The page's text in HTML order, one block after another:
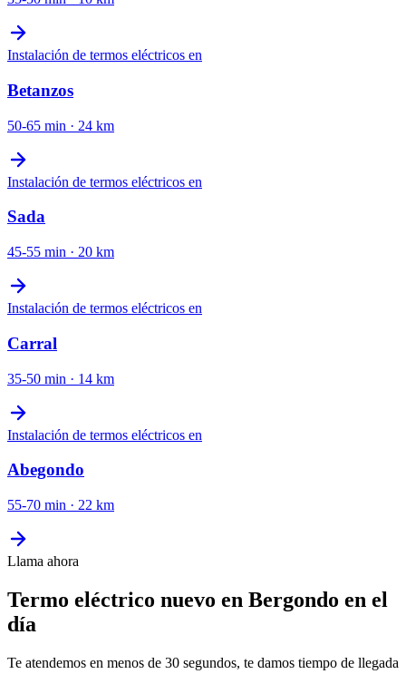
Instalación de termos eléctricos en
Betanzos
50-65 min · 24 km
Instalación de termos eléctricos en
Sada
45-55 min · 20 km
Instalación de termos eléctricos en
Carral
35-50 min · 14 km
Instalación de termos eléctricos en
Abegondo
55-70 min · 22 km
Llama ahora
Termo eléctrico nuevo en Bergondo en el
día
Te atendemos en menos de 30 segundos, te damos tiempo de llegada